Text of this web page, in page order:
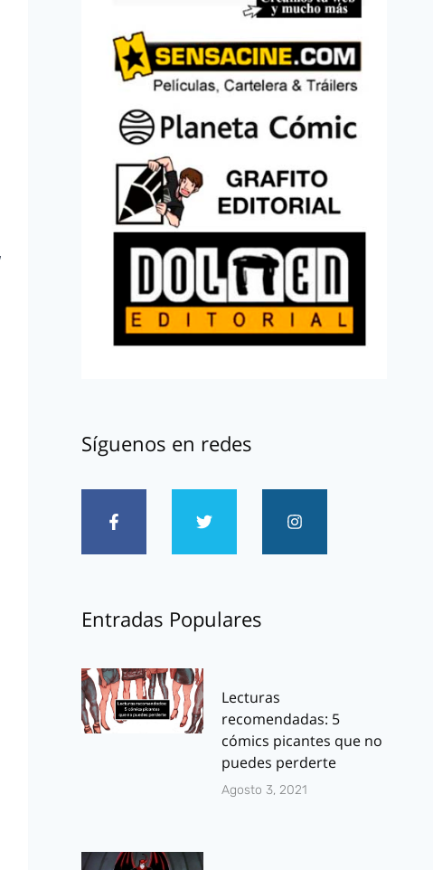
Síguenos en redes
Entradas Populares
Lecturas
recomendadas: 5
cómics picantes que no
puedes perderte
Agosto 3, 2021